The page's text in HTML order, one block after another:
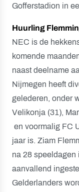
Gofferstadion in
Huurling
NEC is de
komende
naast deelname
Nijmegen heeft
gelederen, onder
Velikonja (31),
en voormalig FC
jaar is. Ziam
na 28
aanvallend
Gelderlanders